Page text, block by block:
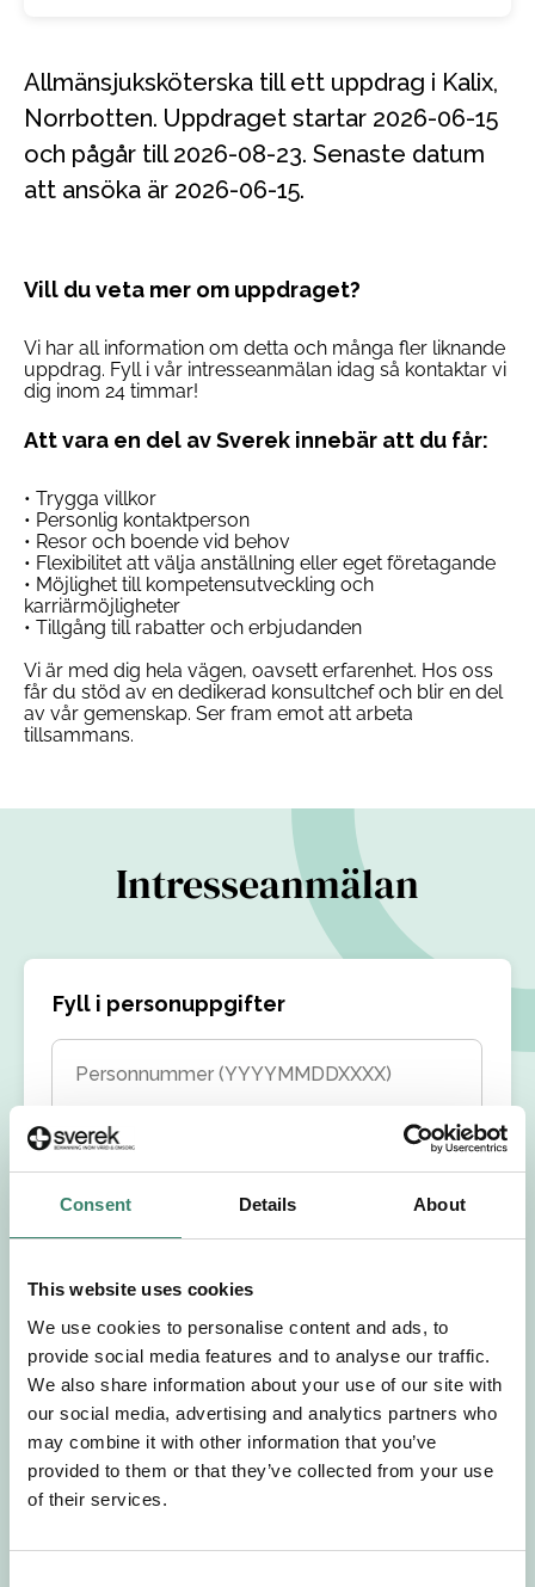
Consent Details About
This website uses cookies
We use cookies to personalise content and ads, to
provide social media features and to analyse our traffic.
We also share information about your use of our site with
our social media, advertising and analytics partners who
may combine it with other information that you’ve
provided to them or that they’ve collected from your use
of their services.
Allmänsjuksköterska till ett uppdrag i Kalix,
Norrbotten. Uppdraget startar 2026-06-15
och pågår till 2026-08-23. Senaste datum
att ansöka är 2026-06-15.
Vill du veta mer om uppdraget?
Vi har all information om detta och många fler liknande
uppdrag. Fyll i vår intresseanmälan idag så kontaktar vi
dig inom 24 timmar!
Att vara en del av Sverek innebär att du får:
• Trygga villkor
• Personlig kontaktperson
• Resor och boende vid behov
• Flexibilitet att välja anställning eller eget företagande
• Möjlighet till kompetensutveckling och
karriärmöjligheter
• Tillgång till rabatter och erbjudanden
Vi är med dig hela vägen, oavsett erfarenhet. Hos oss
får du stöd av en dedikerad konsultchef och blir en del
av vår gemenskap. Ser fram emot att arbeta
tillsammans.
Intresseanmälan
Fyll i personuppgifter
Personnummer (YYYYMMDDXXXX)
Förnamn
Efternamn
Välj yrkesroll
Välj önskat arbetsområde
Välj önskad anställningsform
+46